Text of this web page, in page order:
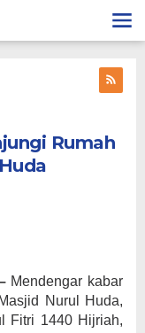
Rumah
Mendengar kabar
Nurul Huda,
Fitri 1440 Hijriah,